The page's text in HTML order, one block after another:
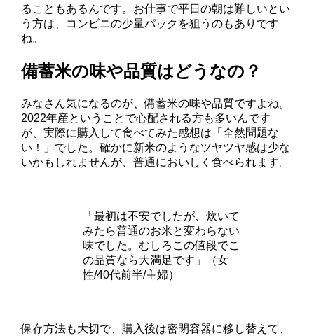
ることもあるんです。お仕事で平日の朝は難しいとい
う方は、コンビニの少量パックを狙うのもありです
ね。
備蓄米の味や品質はどうなの？
みなさん気になるのが、備蓄米の味や品質ですよね。
2022年産ということで心配される方も多いんです
が、実際に購入して食べてみた感想は「全然問題な
い！」でした。確かに新米のようなツヤツヤ感は少な
いかもしれませんが、普通においしく食べられます。
「最初は不安でしたが、炊いて
みたら普通のお米と変わらない
味でした。むしろこの値段でこ
の品質なら大満足です」（女
性/40代前半/主婦）
保存方法も大切で、購入後は密閉容器に移し替えて、